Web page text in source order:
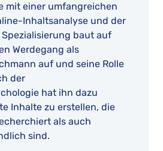
mit einer umfangreichen
Inhaltsanalyse und der
baut auf
Werdegang als
auf und seine Rolle
der
hat ihn dazu
Inhalte zu erstellen, die
als auch
sind.